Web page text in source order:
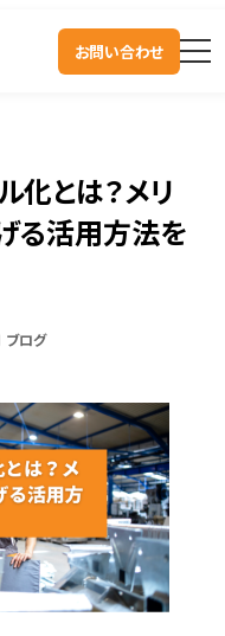
お問い合わせ
化とは？メリ
る活用方法を
ブログ